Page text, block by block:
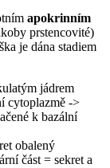
apokrinním
prstencovité)
je dána stadiem
jádrem
cytoplazmě ->
k bazální
obalený
část = sekret a